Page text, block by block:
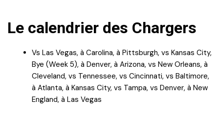
Le calendrier des Chargers
Vs Las Vegas, à Carolina, à Pittsburgh, vs Kansas City,
Bye (Week 5), à Denver, à Arizona, vs New Orleans, à
Cleveland, vs Tennessee, vs Cincinnati, vs Baltimore,
à Atlanta, à Kansas City, vs Tampa, vs Denver, à New
England, à Las Vegas